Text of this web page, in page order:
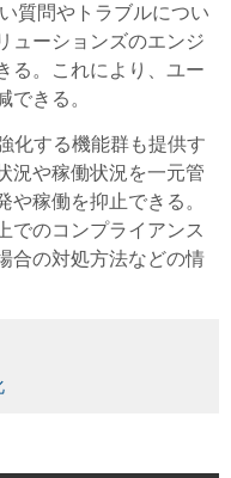
質問やトラブルについ
ューションズのエンジ
る。これにより、ユー
できる。
化する機能群も提供す
況や稼働状況を一元管
稼働を抑止できる。
でのコンプライアンス
合の対処方法などの情